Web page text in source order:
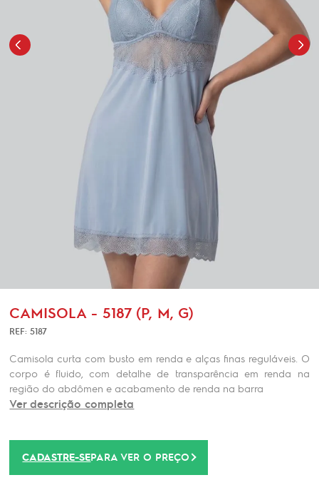
CAMISOLA - 5187 (P, M, G)
REF: 5187
Camisola curta com busto em renda e alças finas reguláveis. O
corpo é fluido, com detalhe de transparência em renda na
região do abdômen e acabamento de renda na barra
Ver descrição completa
CADASTRE-SEPARA VER O PREÇO